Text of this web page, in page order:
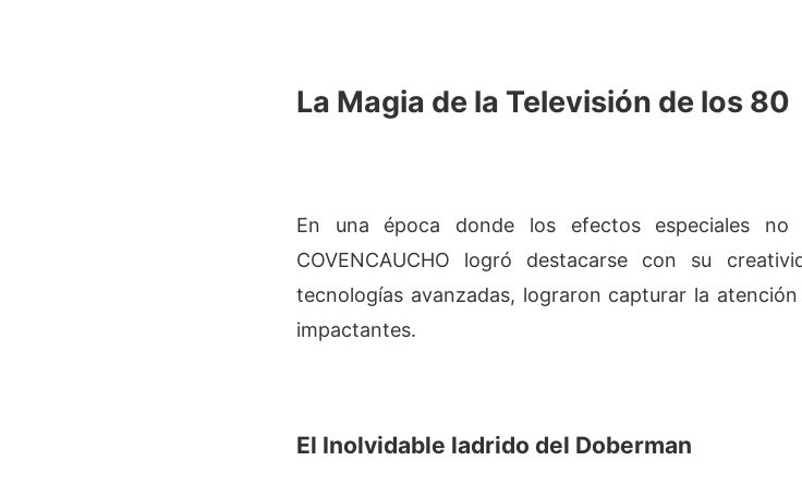
La Magia de la Televisión de los 80
En una época donde los efectos especiales no
COVENCAUCHO logró destacarse con su
tecnologías avanzadas, lograron capturar la
impactantes.
El Inolvidable ladrido del Doberman